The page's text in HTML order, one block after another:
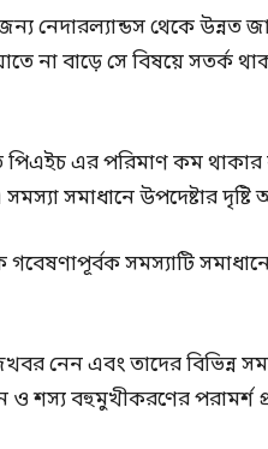
নেদারল্যান্ডস থেকে
না বাড়ে সে বিষয়ে সতর্ক
এর পরিমাণ কম থাকার
সমাধানে উপদেষ্টার
গবেষণাপূর্বক সমস্যাটি
নেন এবং তাদের বিভিন্ন
বহুমুখীকরণের পরামর্শ